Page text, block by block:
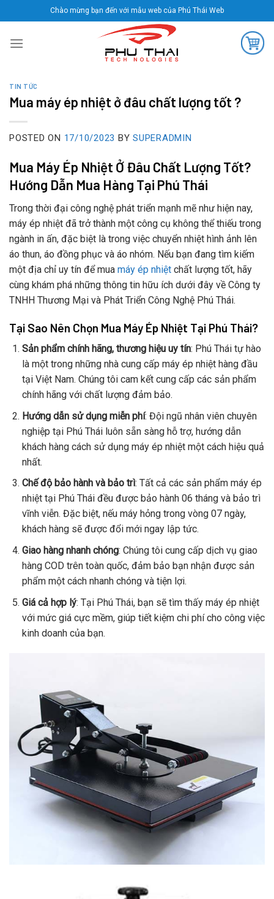
to
content
Chào mừng bạn đến với mẫu web của Phú Thái Web
TIN TỨC
Mua máy ép nhiệt ở đâu chất lượng tốt ?
POSTED ON 17/10/2023 BY SUPERADMIN
Mua Máy Ép Nhiệt Ở Đâu Chất Lượng Tốt?
Hướng Dẫn Mua Hàng Tại Phú Thái
Trong thời đại công nghệ phát triển mạnh mẽ như hiện nay,
máy ép nhiệt đã trở thành một công cụ không thể thiếu trong
ngành in ấn, đặc biệt là trong việc chuyển nhiệt hình ảnh lên
áo thun, áo đồng phục và áo nhóm. Nếu bạn đang tìm kiếm
một địa chỉ uy tín để mua máy ép nhiệt chất lượng tốt, hãy
cùng khám phá những thông tin hữu ích dưới đây về Công ty
TNHH Thương Mại và Phát Triển Công Nghệ Phú Thái.
Tại Sao Nên Chọn Mua Máy Ép Nhiệt Tại Phú Thái?
Sản phẩm chính hãng, thương hiệu uy tín: Phú Thái tự hào
là một trong những nhà cung cấp máy ép nhiệt hàng đầu
tại Việt Nam. Chúng tôi cam kết cung cấp các sản phẩm
chính hãng với chất lượng đảm bảo.
Hướng dẫn sử dụng miễn phí: Đội ngũ nhân viên chuyên
nghiệp tại Phú Thái luôn sẵn sàng hỗ trợ, hướng dẫn
khách hàng cách sử dụng máy ép nhiệt một cách hiệu quả
nhất.
Chế độ bảo hành và bảo trì: Tất cả các sản phẩm máy ép
nhiệt tại Phú Thái đều được bảo hành 06 tháng và bảo trì
vĩnh viễn. Đặc biệt, nếu máy hỏng trong vòng 07 ngày,
khách hàng sẽ được đổi mới ngay lập tức.
Giao hàng nhanh chóng: Chúng tôi cung cấp dịch vụ giao
hàng COD trên toàn quốc, đảm bảo bạn nhận được sản
phẩm một cách nhanh chóng và tiện lợi.
Giá cả hợp lý: Tại Phú Thái, bạn sẽ tìm thấy máy ép nhiệt
với mức giá cực mềm, giúp tiết kiệm chi phí cho công việc
kinh doanh của bạn.